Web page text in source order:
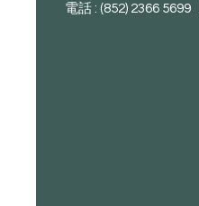
電話 : (852) 2366